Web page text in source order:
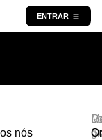
ENTRAR
nós